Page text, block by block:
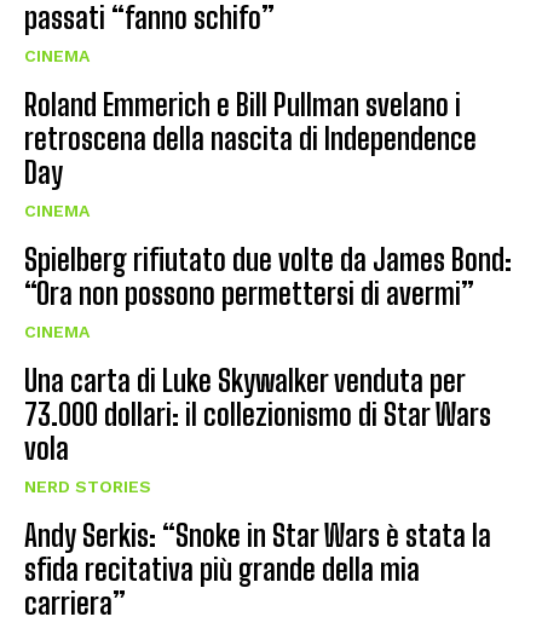
passati “fanno schifo”
CINEMA
Roland Emmerich e Bill Pullman svelano i
retroscena della nascita di Independence
Day
CINEMA
Spielberg rifiutato due volte da James Bond:
“Ora non possono permettersi di avermi”
CINEMA
Una carta di Luke Skywalker venduta per
73.000 dollari: il collezionismo di Star Wars
vola
NERD STORIES
Andy Serkis: “Snoke in Star Wars è stata la
sfida recitativa più grande della mia
carriera”